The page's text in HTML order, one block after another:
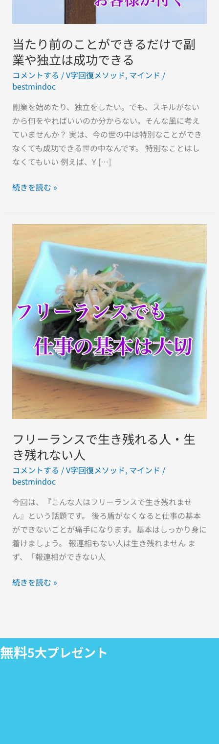
当たり前のことができるだけで副
業や独立は成功できる
コメントする /V字回復メソッド, マインド /
bestmindoc
副業を始めたり、独立をしたい。でも、スキルがない
から何をやればいいのか分からない。そんな風に考え
ていませんか？ 実は、今の世の中は特別なことができ
なくても成功できる世の中なんです。 特別なことはし
なくてもいい 例えば、Y […]
副
業
や
独
立
成
功
で
き
る
続きを読む »
フリーランスで生き残れる人・生
き残れない人
コメントする /V字回復メソッド, マインド /
bestmindoc
今回は、『こんな人はフリーランスで生き残れませ
ん』という話題です。 後ろ盾がなくなると仕事の基本
ができないことが痛手になります。基本はしっかり身に
着けましょう。 報連相もない人は生き残れません ま
ず、「報連相ができない人
ラ
ン
ス
で
れ
人・
生
き
残
れ
な
い
続きを読む »
無料5大プレゼント